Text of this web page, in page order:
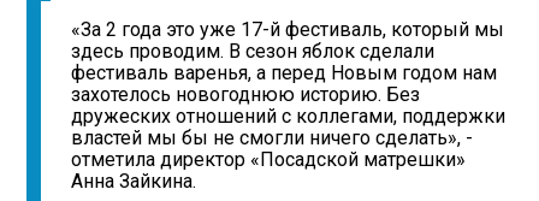
«За 2 года это уже 17-й фестиваль, который мы
здесь проводим. В сезон яблок сделали
фестиваль варенья, а перед Новым годом нам
захотелось новогоднюю историю. Без
дружеских отношений с коллегами, поддержки
властей мы бы не смогли ничего сделать», -
отметила директор «Посадской матрешки»
Анна Зайкина.